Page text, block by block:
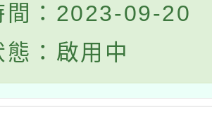
間：2023-09-20
態：啟用中